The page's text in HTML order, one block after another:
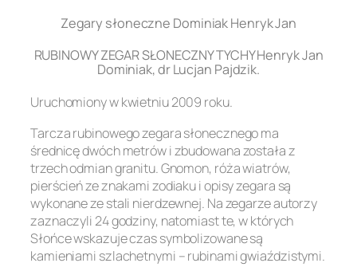
Zegary słoneczne Dominiak Henryk Jan
RUBINOWY ZEGAR SŁONECZNY TYCHY Henryk Jan
Dominiak, dr Lucjan Pajdzik.
Uruchomiony w kwietniu 2009 roku.
Tarcza rubinowego zegara słonecznego ma
średnicę dwóch metrów i zbudowana została z
trzech odmian granitu. Gnomon, róża wiatrów,
pierścień ze znakami zodiaku i opisy zegara są
wykonane ze stali nierdzewnej. Na zegarze autorzy
zaznaczyli 24 godziny, natomiast te, w których
Słońce wskazuje czas symbolizowane są
kamieniami szlachetnymi – rubinami gwiaździstymi.